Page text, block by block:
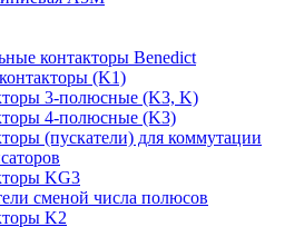
контакторы Benedict
(K1)
3-полюсные (K3, K)
4-полюсные (K3)
(пускатели) для коммутации
KG3
сменой числа полюсов
K2